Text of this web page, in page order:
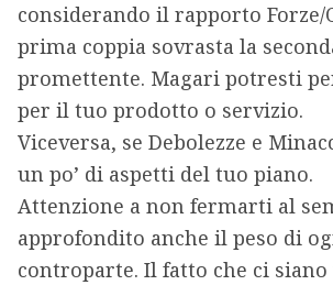
considerando il rapporto Forze/
prima coppia sovrasta la
promettente. Magari potresti
per il tuo prodotto o servizio.
Viceversa, se Debolezze e
un po’ di aspetti del tuo piano.
Attenzione a non fermarti al
approfondito anche il peso di
controparte. Il fatto che ci